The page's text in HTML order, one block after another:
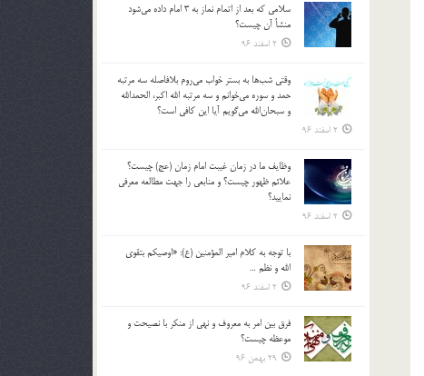
سلامي كه بعد از اتمام نماز به 3 امام داده مي‌شود
منشأ آن چيست؟
2 اسفند 96
وقتي شب‌ها به بستر خواب مي‌روم بلافاصله سه مرتبه
حمد و سوره مي‌خوانم و سه مرتبه الله اكبر، الحمدالله
و سبحان‌الله مي‌گويم آيا اين كافي است؟
2 اسفند 96
وظايف ما در زمان غيبت امام زمان (عج) چيست؟
علائم ظهور چيست؟ و منابعي را جهت مطالعه معرفي
نماييد؟
2 اسفند 96
با توجه به كلام امير المؤمنين (ع): «اوصيكم بتقوي
الله و نظم …
2 اسفند 96
فرق بين امر به معروف و نهي از منكر با نصيحت و
موعظه چيست؟
29 بهمن 96